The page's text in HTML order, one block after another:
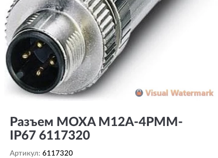
Разъем MOXA M12A-4PMM-
IP67 6117320
Артикул: 6117320